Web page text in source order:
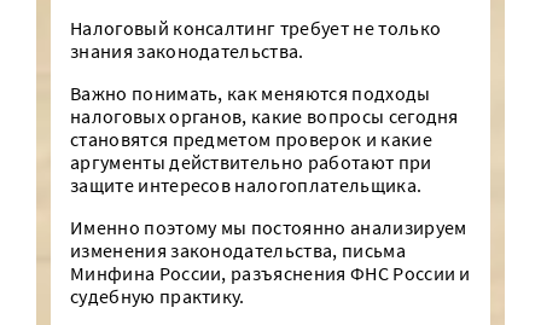
Налоговый консалтинг требует не только
знания законодательства.
Важно понимать, как меняются подходы
налоговых органов, какие вопросы сегодня
становятся предметом проверок и какие
аргументы действительно работают при
защите интересов налогоплательщика.
Именно поэтому мы постоянно анализируем
изменения законодательства, письма
Минфина России, разъяснения ФНС России и
судебную практику.